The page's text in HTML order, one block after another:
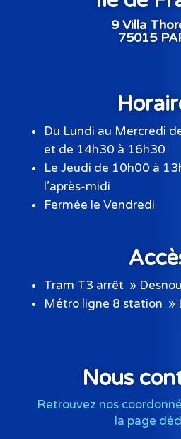
9 Villa
75015
Du Lundi au Mercredi
et de 14h30 à 16h30
Le Jeudi de 10h00 à
l’après-midi
Fermée le Vendredi
Tram T3 arrêt »
Métro ligne 8 station »
Nous
Retrouvez nos
la page